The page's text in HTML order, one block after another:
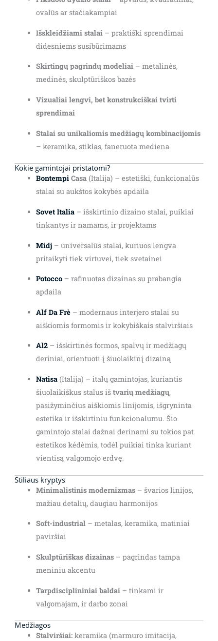
ovalūs ar stačiakampiai
Išskleidžiami stalai– praktiški sprendimai
didesniems susibūrimams
Skirtingų pagrindų modeliai– metalinės,
medinės, skulptūriškos bazės
Vizualiai lengvi, bet konstrukciškai tvirti
sprendimai
Stalai su unikaliomis medžiagų kombinacijomis
– keramika, stiklas, faneruota mediena
Kokie gamintojai pristatomi?
BontempiCasa(Italija) – estetiški, funkcionalūs
stalai su aukštos kokybės apdaila
Sovet Italia– išskirtinio dizaino stalai, puikiai
tinkantys ir namams, ir projektams
Midj– universalūs stalai, kuriuos lengva
pritaikyti tiek virtuvei, tiek svetainei
Potocco– rafinuotas dizainas su prabangia
apdaila
Alf Da Frè – modernaus interjero stalai su
aiškiomis formomis ir kokybiškais stalviršiais
Al2– išskirtinės formos, spalvų ir medžiagų
deriniai, orientuoti į šiuolaikinį dizainą
Natisa (Italija) – italų gamintojas, kuriantis
šiuolaikiškus stalus iš tvarių medžiagų,
pasižyminčius aiškiomis linijomis, išgryninta
estetika ir išskirtiniu funkcionalumu. Šio
gamintojo stalai dažnai derinami su tokios pat
estetikos kėdėmis, todėl puikiai tinka kuriant
vientisą valgomojo erdvę.
Stiliaus kryptys
Minimalistinis modernizmas– švarios linijos,
mažiau detalių, daugiau harmonijos
Soft-industrial– metalas, keramika, matiniai
paviršiai
Skulptūriškas dizainas– pagrindas tampa
meniniu akcentu
Tarpdisciplininiai baldai – tinkami ir
valgomajam, ir darbo zonai
Medžiagos
Stalviršiai:keramika (marmuro imitacija,